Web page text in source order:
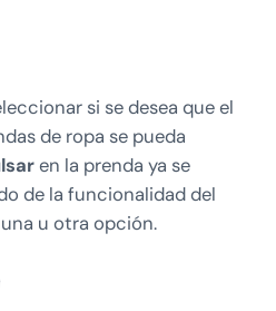
si se desea que el
de ropa se pueda
en la prenda ya se
de la funcionalidad del
u otra opción.